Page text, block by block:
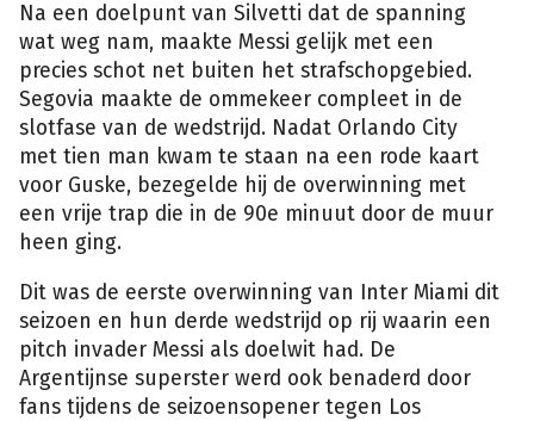
Na een doelpunt van Silvetti dat de spanning
wat weg nam, maakte Messi gelijk met een
precies schot net buiten het strafschopgebied.
Segovia maakte de ommekeer compleet in de
slotfase van de wedstrijd. Nadat Orlando City
met tien man kwam te staan na een rode kaart
voor Guske, bezegelde hij de overwinning met
een vrije trap die in de 90e minuut door de muur
heen ging.
Dit was de eerste overwinning van Inter Miami dit
seizoen en hun derde wedstrijd op rij waarin een
pitch invader Messi als doelwit had. De
Argentijnse superster werd ook benaderd door
fans tijdens de seizoensopener tegen Los